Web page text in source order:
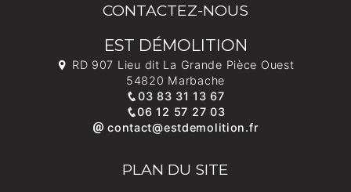
CONTACTEZ-NOUS
EST DÉMOLITION
RD 907 Lieu dit La Grande Pièce Ouest
54820 Marbache
03 83 31 13 67
06 12 57 27 03
contact@estdemolition.fr
PLAN DU SITE